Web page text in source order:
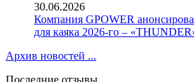
30.06.2026
Компания GPOWER
для каяка 2026-го –
Архив новостей ...
Последние отзывы